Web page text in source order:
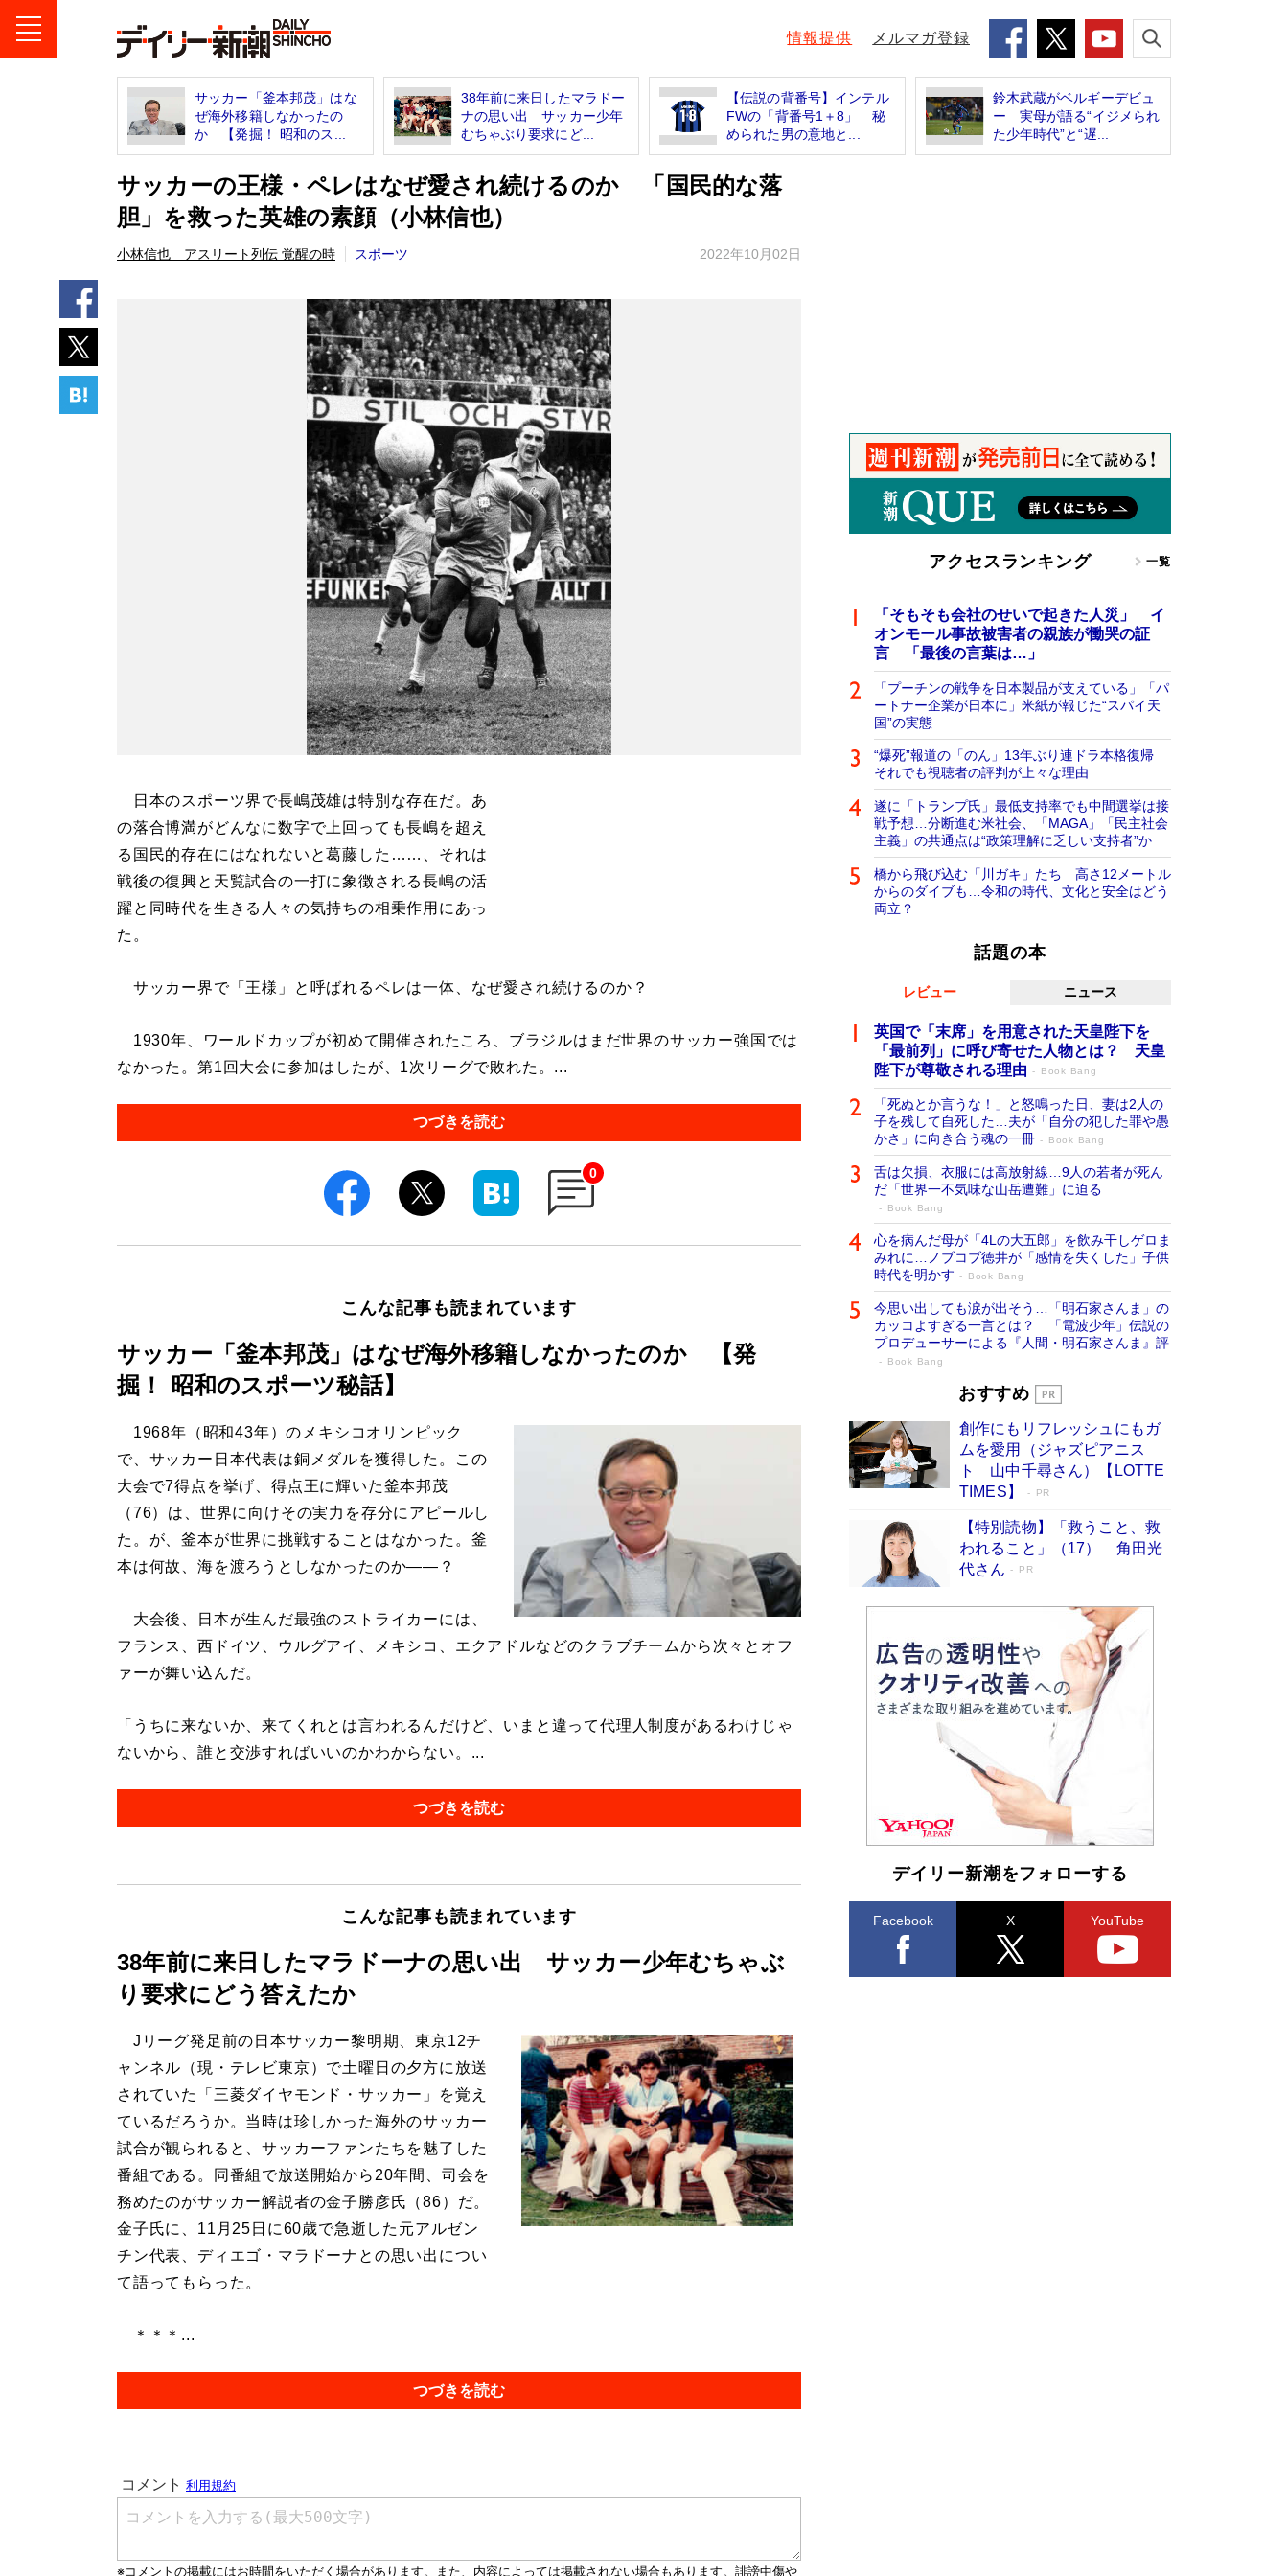
情報提供 メルマガ登録
サッカー「釜本邦茂」はな
ぜ海外移籍しなかったの
か 【発掘！ 昭和のス...
38年前に来日したマラドー
ナの思い出 サッカー少年
むちゃぶり要求にど...
【伝説の背番号】インテル
FWの「背番号1＋8」 秘
められた男の意地と...
鈴木武蔵がベルギーデビュ
ー 実母が語る“イジメられ
た少年時代”と“遅...
サッカーの王様・ペレはなぜ愛され続けるのか 「国民的な落
胆」を救った英雄の素顔（小林信也）
小林信也 アスリート列伝 覚醒の時 スポーツ 2022年10月02日
日本のスポーツ界で長嶋茂雄は特別な存在だ。あ
の落合博満がどんなに数字で上回っても長嶋を超え
る国民的存在にはなれないと葛藤した……、それは
戦後の復興と天覧試合の一打に象徴される長嶋の活
躍と同時代を生きる人々の気持ちの相乗作用にあっ
た。
サッカー界で「王様」と呼ばれるペレは一体、なぜ愛され続けるのか？
1930年、ワールドカップが初めて開催されたころ、ブラジルはまだ世界のサッカー強国では
なかった。第1回大会に参加はしたが、1次リーグで敗れた。...
つづきを読む
0
こんな記事も読まれています
サッカー「釜本邦茂」はなぜ海外移籍しなかったのか 【発
掘！ 昭和のスポーツ秘話】
1968年（昭和43年）のメキシコオリンピック
で、サッカー日本代表は銅メダルを獲得した。この
大会で7得点を挙げ、得点王に輝いた釜本邦茂
（76）は、世界に向けその実力を存分にアピールし
た。が、釜本が世界に挑戦することはなかった。釜
本は何故、海を渡ろうとしなかったのか――？
大会後、日本が生んだ最強のストライカーには、
フランス、西ドイツ、ウルグアイ、メキシコ、エクアドルなどのクラブチームから次々とオフ
ァーが舞い込んだ。
「うちに来ないか、来てくれとは言われるんだけど、いまと違って代理人制度があるわけじゃ
ないから、誰と交渉すればいいのかわからない。...
つづきを読む
こんな記事も読まれています
38年前に来日したマラドーナの思い出 サッカー少年むちゃぶ
り要求にどう答えたか
Jリーグ発足前の日本サッカー黎明期、東京12チ
ャンネル（現・テレビ東京）で土曜日の夕方に放送
されていた「三菱ダイヤモンド・サッカー」を覚え
ているだろうか。当時は珍しかった海外のサッカー
試合が観られると、サッカーファンたちを魅了した
番組である。同番組で放送開始から20年間、司会を
務めたのがサッカー解説者の金子勝彦氏（86）だ。
金子氏に、11月25日に60歳で急逝した元アルゼン
チン代表、ディエゴ・マラドーナとの思い出につい
て語ってもらった。
＊＊＊...
つづきを読む
アクセスランキング 一覧
「そもそも会社のせいで起きた人災」 イ
オンモール事故被害者の親族が慟哭の証
言 「最後の言葉は…」
「プーチンの戦争を日本製品が支えている」「パ
ートナー企業が日本に」米紙が報じた“スパイ天
国”の実態
“爆死”報道の「のん」13年ぶり連ドラ本格復帰
それでも視聴者の評判が上々な理由
遂に「トランプ氏」最低支持率でも中間選挙は接
戦予想…分断進む米社会、「MAGA」「民主社会
主義」の共通点は“政策理解に乏しい支持者”か
橋から飛び込む「川ガキ」たち 高さ12メートル
からのダイブも…令和の時代、文化と安全はどう
両立？
話題の本
レビュー ニュース
英国で「末席」を用意された天皇陛下を
「最前列」に呼び寄せた人物とは？ 天皇
陛下が尊敬される理由
Book Bang
「死ぬとか言うな！」と怒鳴った日、妻は2人の
子を残して自死した…夫が「自分の犯した罪や愚
かさ」に向き合う魂の一冊
Book Bang
舌は欠損、衣服には高放射線…9人の若者が死ん
だ「世界一不気味な山岳遭難」に迫る
Book Bang
心を病んだ母が「4Lの大五郎」を飲み干しゲロま
みれに…ノブコブ徳井が「感情を失くした」子供
時代を明かす
Book Bang
今思い出しても涙が出そう…「明石家さんま」の
カッコよすぎる一言とは？ 「電波少年」伝説の
プロデューサーによる『人間・明石家さんま』評
Book Bang
「叱って伸びるやつは、褒めたらもっと伸
た“人を育てるコツ”…芸への考え方を明か
す
Book Bang
「『火垂るの墓』は、大嘘である」原作者が抱き
続けた“自責の念”とは…「自己憐憫は描きたくな
い」監督が徹底的にこだわったこと（後編） #
戦争の記憶
Book Bang
美輪明宏 晩年の回答を集めた『ほほえんで生き
るための人生相談』がランクイン［エンターテイ
メントベストセラー］
Book Bang
「宇宙兄弟」最終46巻がベストセラー1位 宇宙
開発への関心を押し上げた18年の物語に幕 特装
版には「宇宙で描かれたマンガ」も収録
Book Bang
「不意に涙が出そうに…」高嶋政伸が明かし
た“13歳の娘を暴行する役”への葛藤 インティマ
シーコーディネーターに支えられたNHK『大奥』
Book Bang
おすすめ
創作にもリフレッシュにもガ
ムを愛用（ジャズピアニス
ト 山中千尋さん）【LOTTE
TIMES】
PR
【特別読物】「救うこと、救
われること」（17） 角田光
代さん
PR
デイリー新潮をフォローする
Facebook X YouTube